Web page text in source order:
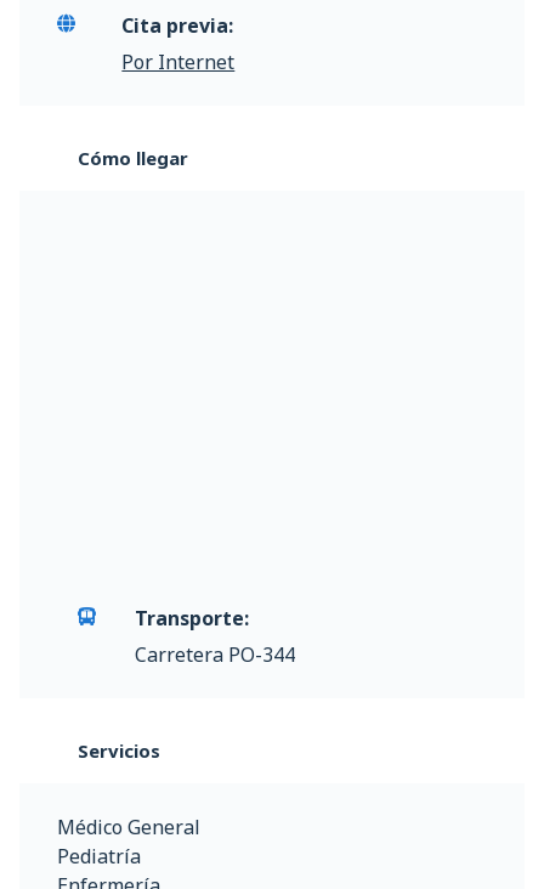
Cita previa:
Por Internet
Cómo llegar
Transporte:
Carretera PO-344
Servicios
Médico General
Pediatría